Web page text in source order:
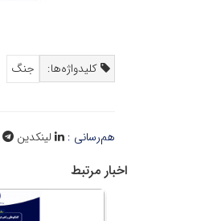
کلیدواژه‌ها: جنگ
هم‌رسانی : لینکدین
اخبار مرتبط